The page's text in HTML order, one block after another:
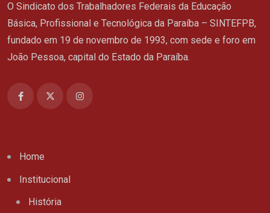
O Sindicato dos Trabalhadores Federais da Educação
Básica, Profissional e Tecnológica da Paraíba – SINTEFPB,
fundado em 19 de novembro de 1993, com sede e foro em
João Pessoa, capital do Estado da Paraíba.
Home
Institucional
História